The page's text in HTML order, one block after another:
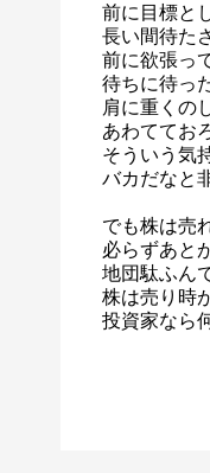
前に目標と
長い間待た
前に欲張っ
待ちに待っ
肩に重くの
あわててお
そういう気
バカだなと
でも株は売
必らずあと
地団駄ふん
株は売り時
投資家なら